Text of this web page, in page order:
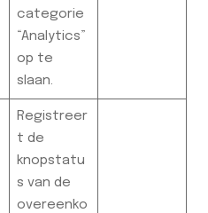
categorie
“Analytics”
op te
slaan.
Registreer
t de
knopstatu
s van de
overeenko